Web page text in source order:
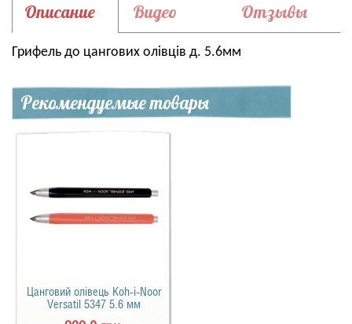
Описание Видео Отзывы
Грифель до цангових олівців д. 5.6мм
Рекомендуемые товары
Цанговий олівець Koh-i-Noor
Versatil 5347 5.6 мм